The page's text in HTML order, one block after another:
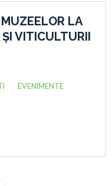
LA
VITICULTURII
EVENIMENTE